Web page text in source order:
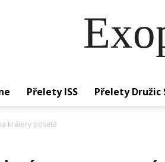
Přelety ISS Přelety
krátery posetá